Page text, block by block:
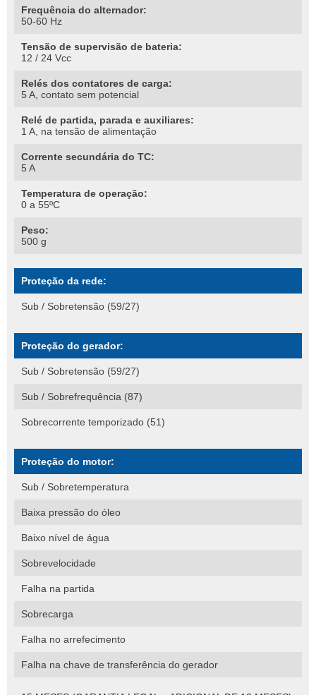
Frequência do alternador:
50-60 Hz
Tensão de supervisão de bateria:
12 / 24 Vcc
Relés dos contatores de carga:
5 A, contato sem potencial
Relé de partida, parada e auxiliares:
1 A, na tensão de alimentação
Corrente secundária do TC:
5 A
Temperatura de operação:
0 a 55ºC
Peso:
500 g
Proteção da rede:
Sub / Sobretensão (59/27)
Proteção do gerador:
Sub / Sobretensão (59/27)
Sub / Sobrefrequência (87)
Sobrecorrente temporizado (51)
Proteção do motor:
Sub / Sobretemperatura
Baixa pressão do óleo
Baixo nível de água
Sobrevelocidade
Falha na partida
Sobrecarga
Falha no arrefecimento
Falha na chave de transferência do gerador